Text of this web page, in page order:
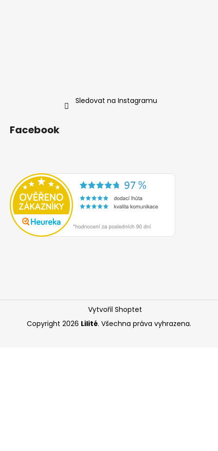
Sledovat na Instagramu
Facebook
Vytvořil Shoptet
Copyright 2026 Lilité. Všechna práva vyhrazena.